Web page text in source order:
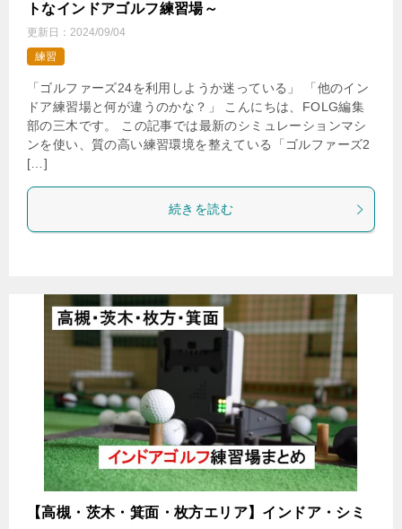
トなインドアゴルフ練習場～
更新日： 2024/09/04
練習
「ゴルファーズ24を利用しようか迷っている」 「他のイン
ドア練習場と何が違うのかな？」 こんにちは、FOLG編集
部の三木です。 この記事では最新のシミュレーションマシ
ンを使い、質の高い練習環境を整えている「ゴルファーズ2
[…]
続きを読む
【高槻・茨木・箕面・枚方エリア】インドア・シミ